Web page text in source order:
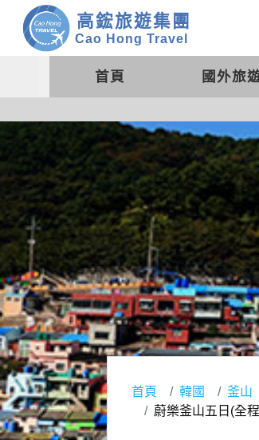
高鋐旅遊集團
Cao Hong Travel
首頁 國外旅
首頁 韓國
釜山
蔚樂釜山五日(全